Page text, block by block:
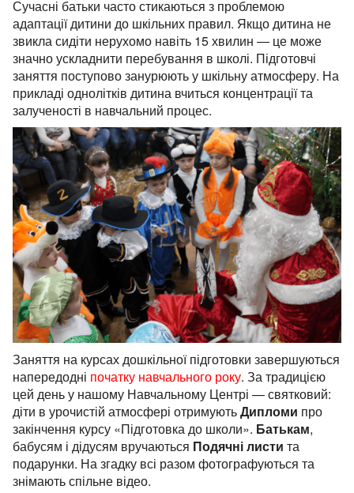
Сучасні батьки часто стикаються з проблемою
адаптації дитини до шкільних правил. Якщо дитина не
звикла сидіти нерухомо навіть 15 хвилин — це може
значно ускладнити перебування в школі. Підготовчі
заняття поступово занурюють у шкільну атмосферу. На
прикладі однолітків дитина вчиться концентрації та
залученості в навчальний процес.
Заняття на курсах дошкільної підготовки завершуються
напередодні початку навчального року. За традицією
цей день у нашому Навчальному Центрі — святковий:
діти в урочистій атмосфері отримуютьДипломи про
закінчення курсу «Підготовка до школи». Батькам,
бабусям і дідусям вручаються Подячні листи та
подарунки. На згадку всі разом фотографуються та
знімають спільне відео.